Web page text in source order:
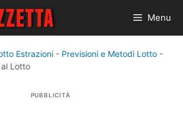
Menu
Estrazioni - Previsioni e Metodi Lotto -
Lotto
PUBBLICITÀ